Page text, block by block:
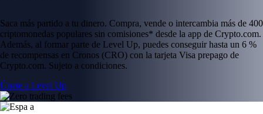
Saca más partido a tu dinero. Compra, vende o intercambia más de 400
criptomonedas populares sin comisiones* desde la app de Crypto.com.
Además, al formar parte de Level Up, puedes conseguir hasta un 6 %
de recompensas en Cronos (CRO) con la tarjeta Visa prepago de
Crypto.com. Sujeto a condiciones.
Únete a Level Up